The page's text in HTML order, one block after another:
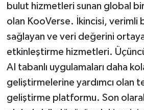
bulut hizmetleri sunan global
olan KooVerse. İkincisi, verimli
sağlayan ve veri değerini
etkinleştirme hizmetleri.
AI tabanlı uygulamaları daha
geliştirmelerine yardımcı olan
geliştirme platformu. Son